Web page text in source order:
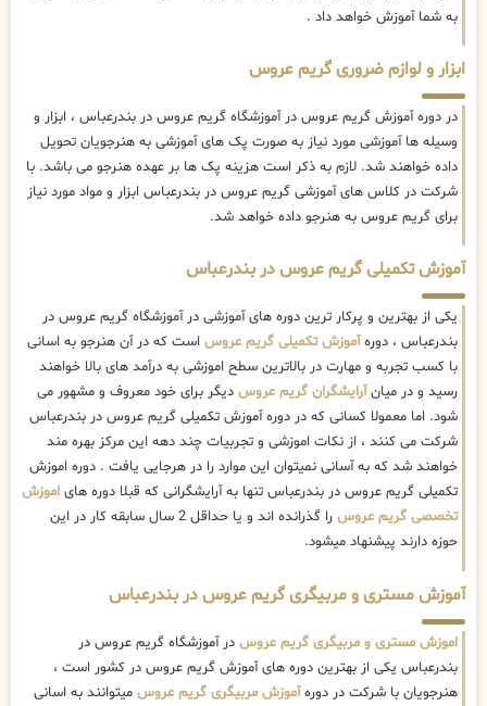
به شما آموزش خواهد داد .
ابزار و لوازم ضروری گریم عروس
در دوره آموزش گریم عروس در آموزشگاه گریم عروس در بندرعباس ، ابزار و
وسیله ها آموزشی مورد نیاز به صورت پک های آموزشی به هنرجویان تحویل
داده خواهند شد. لازم به ذکر است هزینه پک ها بر عهده هنرجو می باشد. با
شرکت در کلاس های آموزشی گریم عروس در بندرعباس ابزار و مواد مورد نیاز
برای گریم عروس به هنرجو داده خواهد شد.
آموزش تکمیلی گریم عروس در بندرعباس
یکی از بهترین و پرکار ترین دوره های آموزشی در آموزشگاه گریم عروس در
بندرعباس ، دورهآموزش تکمیلی گریم عروس است که در آن هنرجو به اسانی
با کسب تجربه و مهارت در بالاترین سطح اموزشی به درآمد های بالا خواهند
رسید و در میانآرایشگران گریم عروس دیگر برای خود معروف و مشهور می
شود. اما معمولا کسانی که در دوره آموزش تکمیلی گریم عروس در بندرعباس
شرکت می کنند ، از نکات اموزشی و تجربیات چند دهه این مرکز بهره مند
خواهند شد که به آسانی نمیتوان این موارد را در هرجایی یافت . دوره اموزش
تکمیلی گریم عروس در بندرعباس تنها به آرایشگرانی که قبلا دوره های اموزش
تخصصی گریم عروس
را گذرانده اند و یا حداقل 2 سال سابقه کار در این
حوزه دارند پیشنهاد میشود.
آموزش مستری و مربیگری گریم عروس در بندرعباس
اموزش مستری و مربیگری گریم عروس در آموزشگاه گریم عروس در
بندرعباس یکی از بهترین دوره های آموزش گریم عروس در کشور است ،
هنرجویان با شرکت در دورهآموزش مربیگری گریم عروس میتوانند به اسانی